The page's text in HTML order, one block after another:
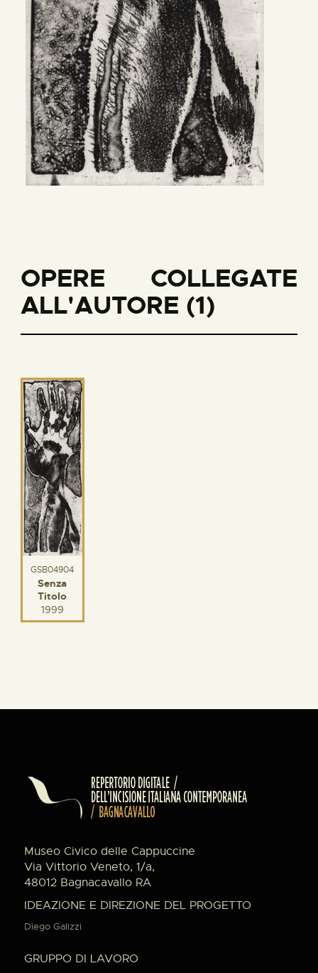
OPERE COLLEGATE
ALL'AUTORE (1)
GSB04904
Senza
Titolo
1999
Museo Civico delle Cappuccine
Via Vittorio Veneto, 1/a,
48012 Bagnacavallo RA
IDEAZIONE E DIREZIONE DEL PROGETTO
Diego Galizzi
GRUPPO DI LAVORO